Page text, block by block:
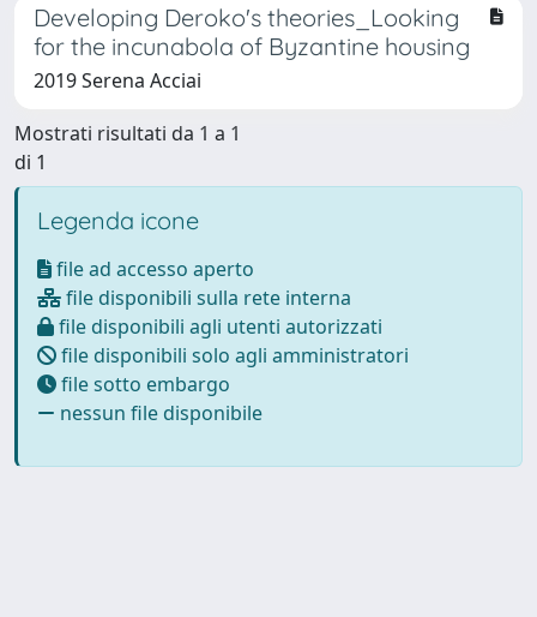
Developing Deroko's theories_Looking
for the incunabola of Byzantine housing
2019 Serena Acciai
Mostrati risultati da 1 a 1
di 1
Legenda icone
file ad accesso aperto
file disponibili sulla rete interna
file disponibili agli utenti autorizzati
file disponibili solo agli amministratori
file sotto embargo
nessun file disponibile